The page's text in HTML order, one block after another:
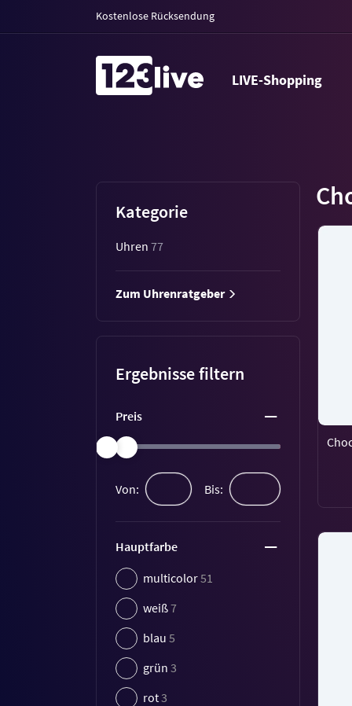
Kostenlose Rücksendung
LIVE-Shopping
Kategorie
Uhren 77
Zum Uhrenratgeber
Ergebnisse filtern
Preis
Von: Bis:
Hauptfarbe
multicolor51
weiß7
blau 5
grün 3
rot3